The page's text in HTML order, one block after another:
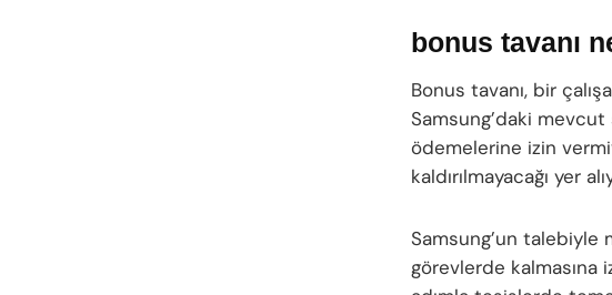
bonus tavanı
Bonus tavanı, bir
Samsung’daki mevcut
ödemelerine izin
kaldırılmayacağı yer
Samsung’un talebiyle
görevlerde kalmasına